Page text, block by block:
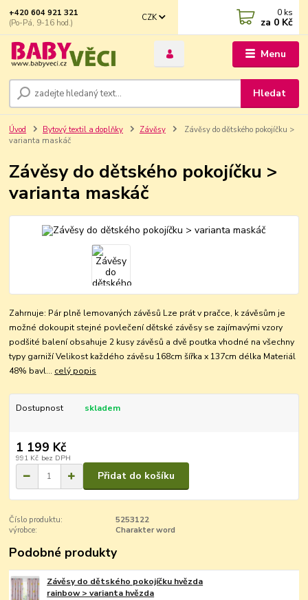
Menu
CZK
Hledat
+420 604 921 321
(Po-Pá, 9-16 hod.)
0 ks
za 0 Kč
Úvod Bytový textil a doplňky Závěsy
Závěsy do dětského pokojíčku >
varianta maskáč
Závěsy do dětského pokojíčku >
varianta maskáč
Zahrnuje: Pár plně lemovaných závěsů Lze prát v pračce, k závěsům je
možné dokoupit stejné povlečení dětské závěsy se zajímavými vzory
podšité balení obsahuje 2 kusy závěsů a dvě poutka vhodné na všechny
typy garniží Velikost každého závěsu 168cm šířka x 137cm délka Materiál
48% bavl... celý popis
Dostupnost skladem
1 199 Kč
991 Kč bez DPH
Přidat do košíku
Číslo produktu:
5253122
výrobce:
Charakter word
Podobné produkty
Závěsy do dětského pokojíčku hvězda
rainbow > varianta hvězda